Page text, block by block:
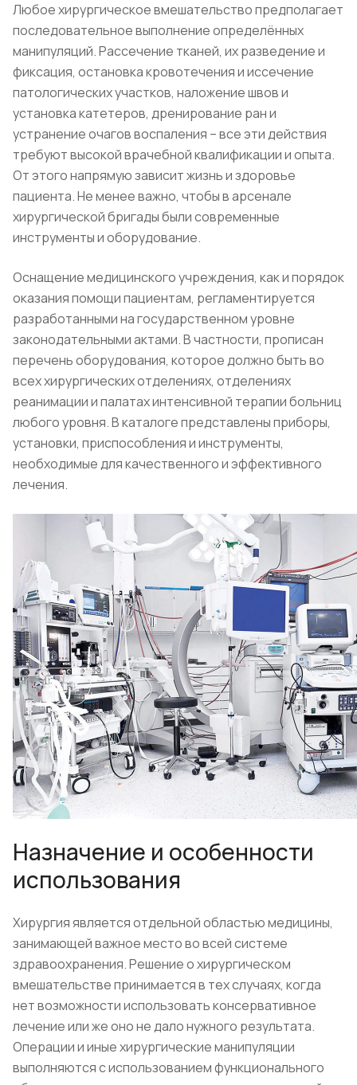
Любое хирургическое вмешательство предполагает
последовательное выполнение определённых
манипуляций. Рассечение тканей, их разведение и
фиксация, остановка кровотечения и иссечение
патологических участков, наложение швов и
установка катетеров, дренирование ран и
устранение очагов воспаления – все эти действия
требуют высокой врачебной квалификации и опыта.
От этого напрямую зависит жизнь и здоровье
пациента. Не менее важно, чтобы в арсенале
хирургической бригады были современные
инструменты и оборудование.
Оснащение медицинского учреждения, как и порядок
оказания помощи пациентам, регламентируется
разработанными на государственном уровне
законодательными актами. В частности, прописан
перечень оборудования, которое должно быть во
всех хирургических отделениях, отделениях
реанимации и палатах интенсивной терапии больниц
любого уровня. В каталоге представлены приборы,
установки, приспособления и инструменты,
необходимые для качественного и эффективного
лечения.
Назначение и особенности
использования
Хирургия является отдельной областью медицины,
занимающей важное место во всей системе
здравоохранения. Решение о хирургическом
вмешательстве принимается в тех случаях, когда
нет возможности использовать консервативное
лечение или же оно не дало нужного результата.
Операции и иные хирургические манипуляции
выполняются с использованием функционального